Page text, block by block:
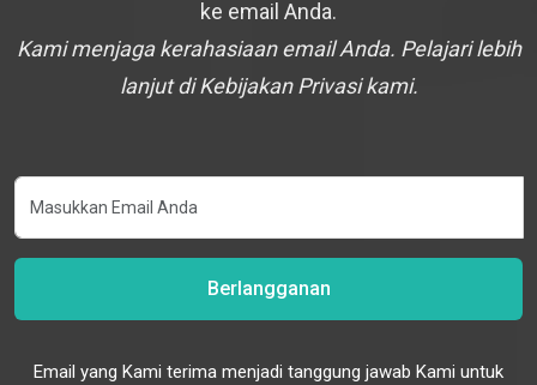
ke email Anda.
Kami menjaga kerahasiaan email Anda. Pelajari lebih
lanjut di Kebijakan Privasi kami.
Berlangganan
Email yang Kami terima menjadi tanggung jawab Kami untuk